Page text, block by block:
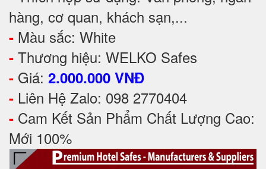
hàng, cơ quan, khách sạn,...
- Màu sắc: White
- Thương hiệu: WELKO Safes
- Giá: 2.000.000 VNĐ
- Liên Hệ Zalo: 098 2770404
- Cam Kết Sản Phẩm Chất Lượng Cao:
Mới 100%